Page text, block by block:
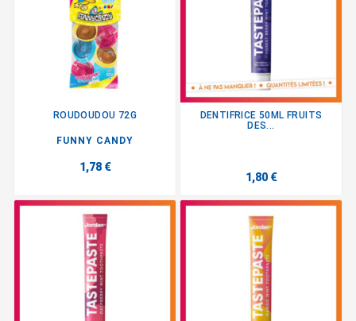
ROUDOUDOU 72G
FUNNY CANDY
1,78 €
DENTIFRICE 50ML FRUITS
DES...
1,80 €